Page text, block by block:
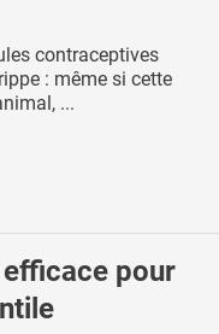
contraceptives
: même si cette
...
efficace pour